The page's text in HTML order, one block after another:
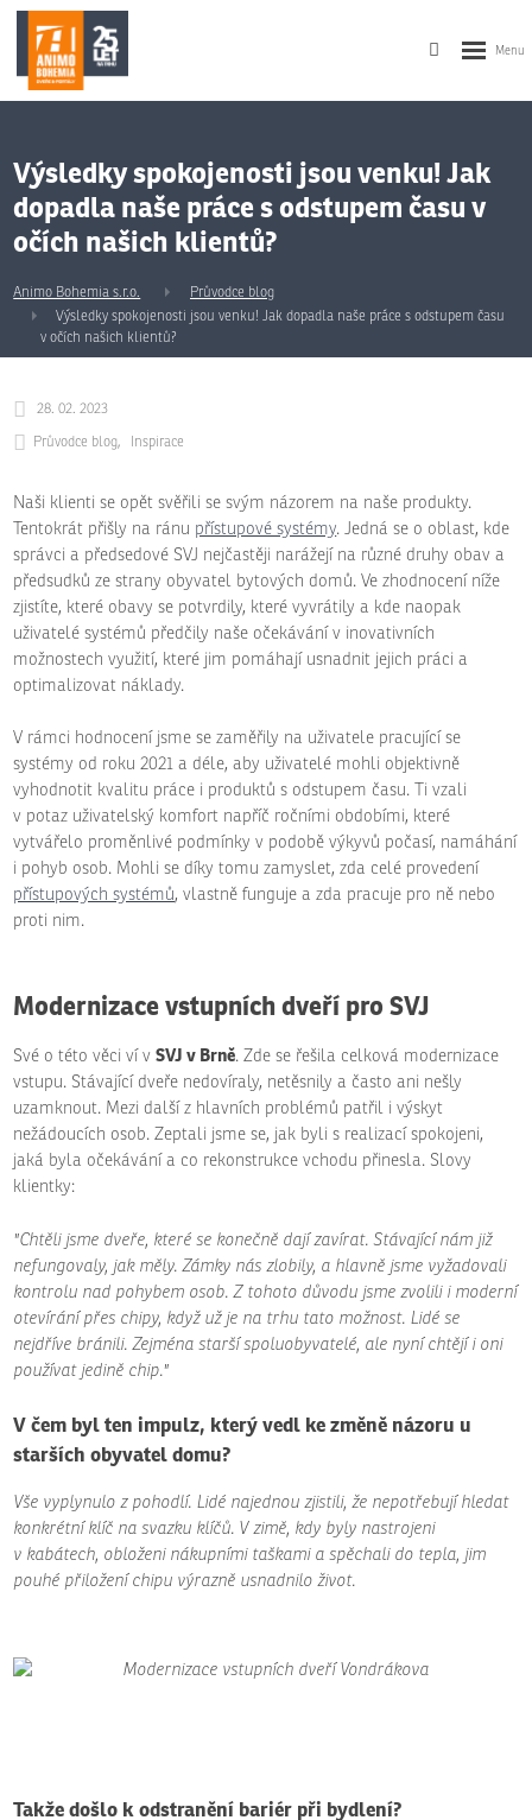
Výsledky spokojenosti jsou venku! Jak
dopadla naše práce s odstupem času v
očích našich klientů?
Animo Bohemia s.r.o.
Průvodce blog
Výsledky spokojenosti jsou venku! Jak dopadla naše práce s odstupem času
v očích našich klientů?
28. 02. 2023
Průvodce blog
Inspirace
Naši klienti se opět svěřili se svým názorem na naše produkty.
Tentokrát přišly na ránu přístupové systémy. Jedná se o oblast, kde
správci a předsedové SVJ nejčastěji narážejí na různé druhy obav a
předsudků ze strany obyvatel bytových domů. Ve zhodnocení níže
zjistíte, které obavy se potvrdily, které vyvrátily a kde naopak
uživatelé systémů předčily naše očekávání v inovativních
možnostech využití, které jim pomáhají usnadnit jejich práci a
optimalizovat náklady.
V rámci hodnocení jsme se zaměřily na uživatele pracující se
systémy od roku 2021 a déle, aby uživatelé mohli objektivně
vyhodnotit kvalitu práce i produktů s odstupem času. Ti vzali
v potaz uživatelský komfort napříč ročními obdobími, které
vytvářelo proměnlivé podmínky v podobě výkyvů počasí, namáhání
i pohyb osob. Mohli se díky tomu zamyslet, zda celé provedení
přístupových systémů, vlastně funguje a zda pracuje pro ně nebo
proti nim.
Modernizace vstupních dveří pro SVJ
Své o této věci ví vSVJ v Brně. Zde se řešila celková modernizace
vstupu. Stávající dveře nedovíraly, netěsnily a často ani nešly
uzamknout. Mezi další z hlavních problémů patřil i výskyt
nežádoucích osob. Zeptali jsme se, jak byli s realizací spokojeni,
jaká byla očekávání a co rekonstrukce vchodu přinesla. Slovy
klientky:
"Chtěli jsme dveře, které se konečně dají zavírat. Stávající nám již
nefungovaly, jak měly. Zámky nás zlobily, a hlavně jsme vyžadovali
kontrolu nad pohybem osob. Z tohoto důvodu jsme zvolili i moderní
otevírání přes chipy, když už je na trhu tato možnost. Lidé se
nejdříve bránili. Zejména starší spoluobyvatelé, ale nyní chtějí i oni
používat jedině chip."
V čem byl ten impulz, který vedl ke změně názoru u
starších obyvatel domu?
Vše vyplynulo z pohodlí. Lidé najednou zjistili, že nepotřebují hledat
konkrétní klíč na svazku klíčů. V zimě, kdy byly nastrojeni
v kabátech, obloženi nákupními taškami a spěchali do tepla, jim
pouhé přiložení chipu výrazně usnadnilo život.
Takže došlo k odstranění bariér při bydlení?